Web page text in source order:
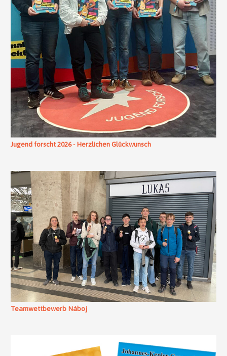
Jugend forscht 2026 - Herzlichen Glückwunsch
Teamwettbewerb Náboj